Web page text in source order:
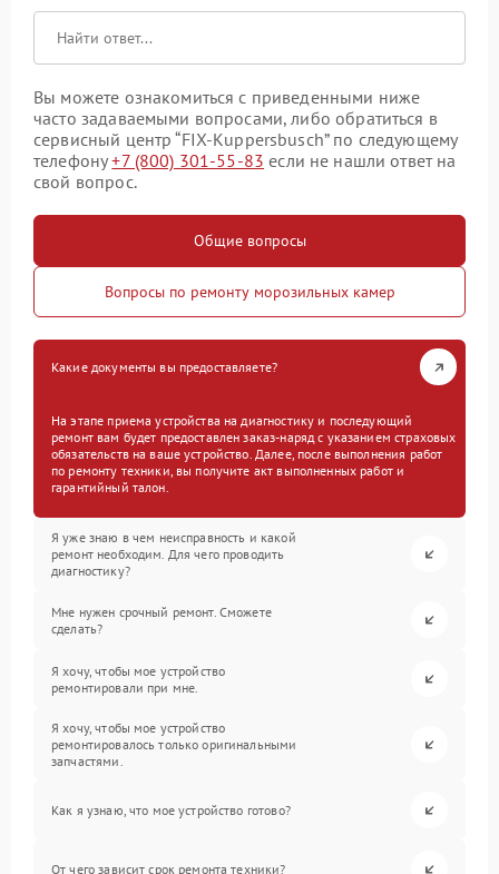
Вы можете ознакомиться с приведенными ниже
часто задаваемыми вопросами, либо обратиться в
сервисный центр “FIX-Kuppersbusch” по следующему
телефону+7 (800) 301-55-83 если не нашли ответ на
свой вопрос.
Общие вопросы
Вопросы по ремонту морозильных камер
Какие документы вы предоставляете?
На этапе приема устройства на диагностику и последующий
ремонт вам будет предоставлен заказ-наряд с указанием страховых
обязательств на ваше устройство. Далее, после выполнения работ
по ремонту техники, вы получите акт выполненных работ и
гарантийный талон.
Я уже знаю в чем неисправность и какой
ремонт необходим. Для чего проводить
диагностику?
Мне нужен срочный ремонт. Сможете
сделать?
Я хочу, чтобы мое устройство
ремонтировали при мне.
Я хочу, чтобы мое устройство
ремонтировалось только оригинальными
запчастями.
Как я узнаю, что мое устройство готово?
От чего зависит срок ремонта техники?